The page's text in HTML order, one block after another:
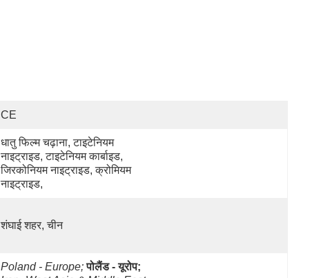
CE
धातु फिल्म चढ़ाना, टाइटेनियम
नाइट्राइड, टाइटेनियम कार्बाइड,
जिरकोनियम नाइट्राइड, क्रोमियम
नाइट्राइड,
शंघाई शहर, चीन
Poland - Europe; पोलैंड - यूरोप;